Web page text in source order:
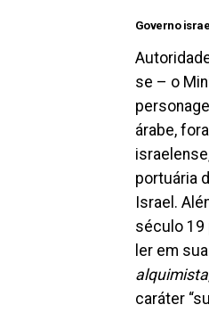
Governo
se – o
árabe,
portuária
Israel.
século 19
ler em
alquimista
caráter